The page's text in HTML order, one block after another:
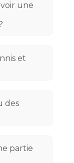
une
et
des
partie